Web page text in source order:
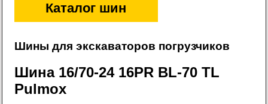
Каталог шин
Шины для экскаваторов погрузчиков
Шина 16/70-24 16PR BL-70 TL
Pulmox